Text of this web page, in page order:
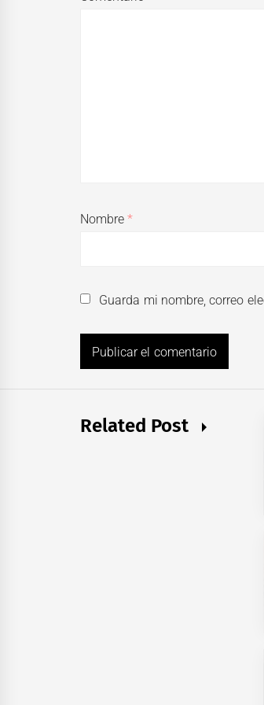
Nombre*
Guarda mi nombre, correo
Related Post